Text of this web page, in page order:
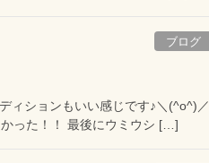
ブログ
ィションもいい感じです♪＼(^o^)／
った！！ 最後にウミウシ […]